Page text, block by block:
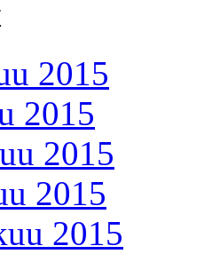
2015
2015
2015
2015
2015